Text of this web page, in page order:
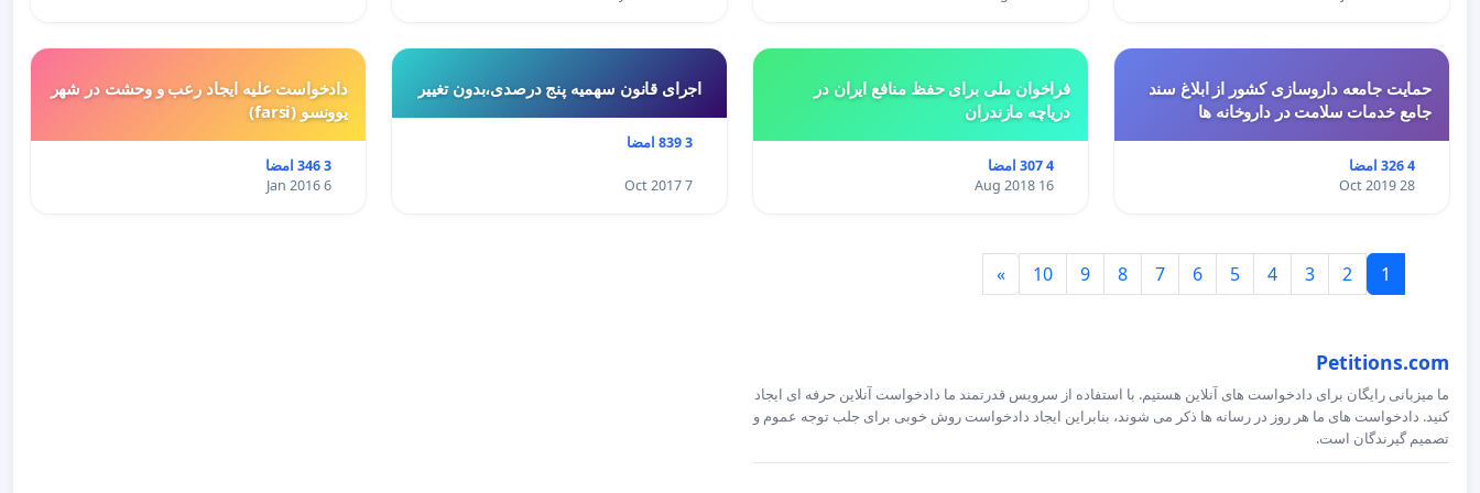
حمایت جامعه داروسازی کشور از ابلاغ سند
جامع خدمات سلامت در داروخانه ها
4 326 امضا
28 Oct 2019
فراخوان ملی برای حفظ منافع ایران در
دریاچه مازندران
4 307 امضا
16 Aug 2018
اجرای قانون سهمیه پنج درصدی،بدون تغییر
3 839 امضا
7 Oct 2017
دادخواست علیه ایجاد رعب و وحشت در شهر
یوونسو (farsi)
3 346 امضا
6 Jan 2016
1
2
3
4
5
6
7
8
9
10
»
Petitions.com
ما میزبانی رایگان برای دادخواست های آنلاین هستیم. با استفاده از سرویس قدرتمند ما دادخواست آنلاین حرفه ای ایجاد
کنید. دادخواست های ما هر روز در رسانه ها ذکر می شوند، بنابراین ایجاد دادخواست روش خوبی برای جلب توجه عموم و
تصمیم گیرندگان است.